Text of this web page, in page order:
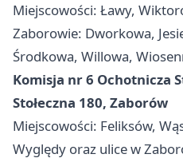
Miejscowości: Ławy,
Zaborowie: Dworkowa,
Środkowa, Willowa,
Komisja nr 6 Ochotnicza
Stołeczna 180, Zaborów
Miejscowości: Feliksów,
Wyględy oraz ulice w